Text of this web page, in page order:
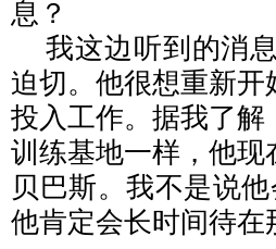
息？
我这边听到的消
迫切。他很想重新
投入工作。据我了
训练基地一样，他
贝巴斯。我不是说
他肯定会长时间待